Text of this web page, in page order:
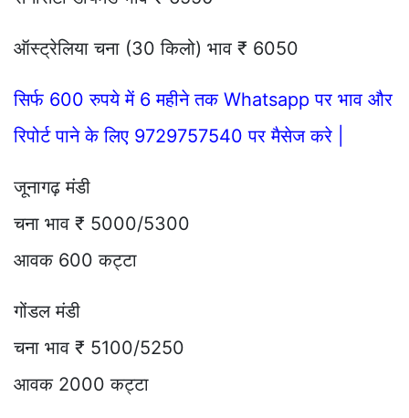
ऑस्ट्रेलिया चना (30 किलो) भाव ₹ 6050
सिर्फ 600 रुपये में 6 महीने तक Whatsapp पर भाव और
रिपोर्ट पाने के लिए 9729757540 पर मैसेज करे |
जूनागढ़ मंडी
चना भाव ₹ 5000/5300
आवक 600 कट्टा
गोंडल मंडी
चना भाव ₹ 5100/5250
आवक 2000 कट्टा